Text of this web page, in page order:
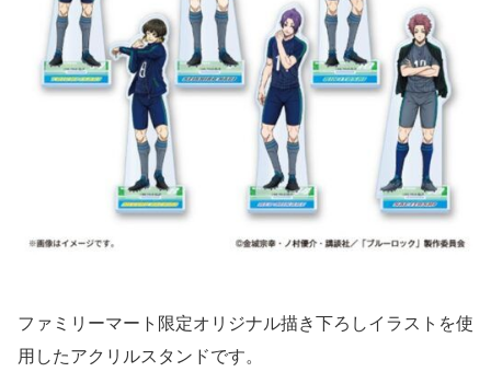
ファミリーマート限定オリジナル描き下ろしイラストを使
用したアクリルスタンドです。